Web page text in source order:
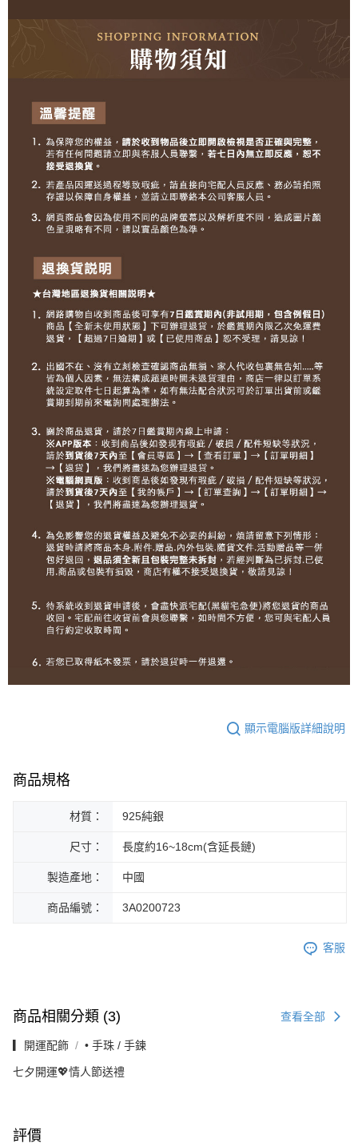
顯示電腦版詳細說明
商品規格
材質： 925純銀
尺寸： 長度約16~18cm(含延長鏈)
製造產地： 中國
商品編號： 3A0200723
客服
商品相關分類 (3) 查看全部
▎開運配飾 • 手珠 / 手鍊
七夕開運💖情人節送禮
評價